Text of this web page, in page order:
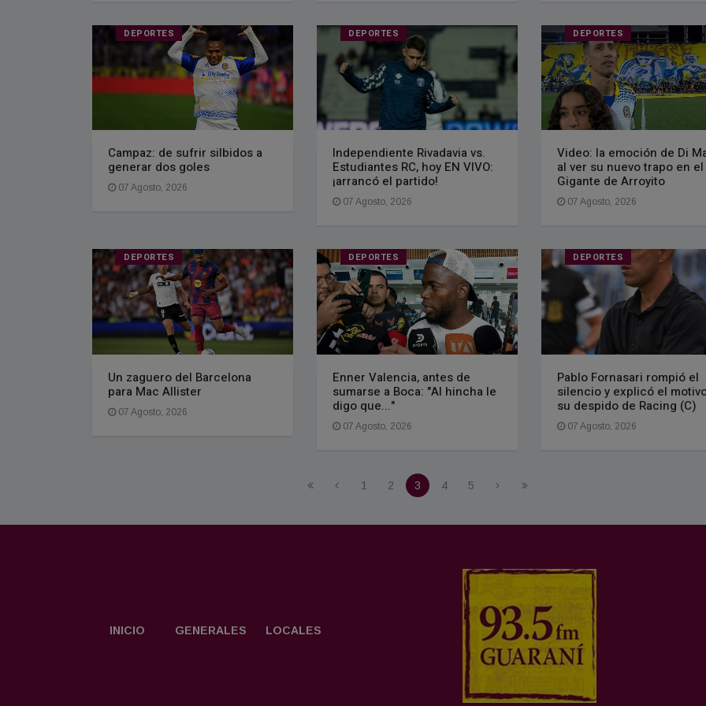
DEPORTES
Campaz: de sufrir silbidos a
generar dos goles
07 Agosto, 2026
DEPORTES
Independiente Rivadavia vs.
Estudiantes RC, hoy EN VIVO:
¡arrancó el partido!
07 Agosto, 2026
DEPORTES
Video: la emoción de Di
al ver su nuevo trapo en el
Gigante de Arroyito
07 Agosto, 2026
DEPORTES
Un zaguero del Barcelona
para Mac Allister
07 Agosto, 2026
DEPORTES
Enner Valencia, antes de
sumarse a Boca: "Al hincha le
digo que..."
07 Agosto, 2026
DEPORTES
Pablo Fornasari rompió el
silencio y explicó el
su despido de Racing (C)
07 Agosto, 2026
1 2 3 4 5
INICIO GENERALES LOCALES